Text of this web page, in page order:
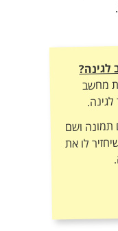
לגינה?
מחשב
ושם
אתכם לפתרון שיחזיר לו את